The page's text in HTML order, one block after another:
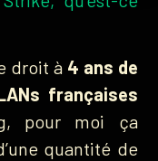
droit à 4 ans de
françaises
pour moi ça
quantité de